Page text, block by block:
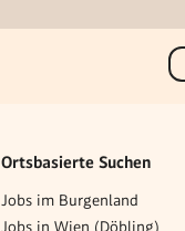
Ortsbasierte Suchen
Jobs im Burgenland
Jobs in Wien (Döbling)